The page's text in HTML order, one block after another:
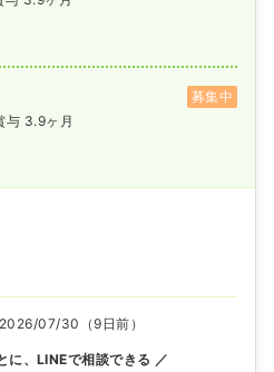
募集中
与 3.9ヶ月
2026/07/30（9日前）
に、LINEで相談できる